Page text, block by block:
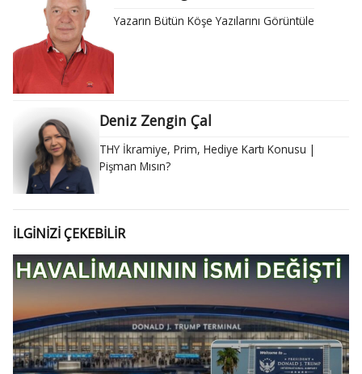
Yazarın Bütün Köşe Yazılarını Görüntüle
Deniz Zengin Çal
THY İkramiye, Prim, Hediye Kartı Konusu |
Pişman Mısın?
İLGİNİZİ ÇEKEBİLİR